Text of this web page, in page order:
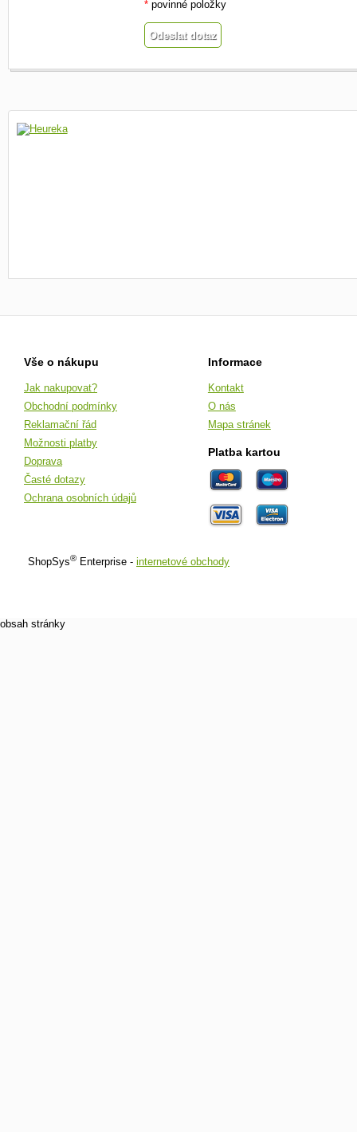
* povinné položky
Vše o nákupu
Jak nakupovat?
Obchodní podmínky
Reklamační řád
Možnosti platby
Doprava
Časté dotazy
Ochrana osobních údajů
Informace
Kontakt
O nás
Mapa stránek
Platba kartou
ShopSys® Enterprise - internetové obchody
obsah stránky